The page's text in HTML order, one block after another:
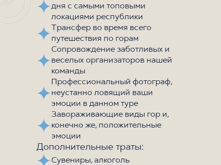
дня с самыми топовыми
локациями республики
Трансфер во время всего
путешествия по горам
Сопровождение заботливых и
веселых организаторов нашей
команды
Профессиональный фотограф,
неустанно ловящий ваши
эмоции в данном туре
Завораживающие виды гор и,
конечно же, положительные
эмоции
Дополнительные траты:
Сувениры, алкоголь